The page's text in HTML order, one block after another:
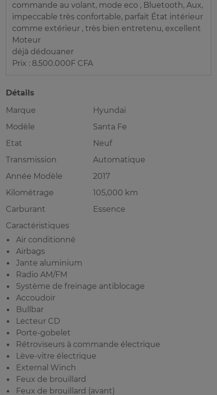
commande au volant, mode eco , Bluetooth, Aux,
impeccable très confortable, parfait État intérieur
comme extérieur , très bien entretenu, excellent
Moteur
déjà dédouaner
Prix : 8.500.000F CFA
Détails
Marque
Hyundai
Modèle
Santa Fe
Etat
Neuf
Transmission
Automatique
Année Modèle
2017
Kilométrage
105,000 km
Carburant
Essence
Caractéristiques
Air conditionné
Airbags
Jante aluminium
Radio AM/FM
Système de freinage antiblocage
Accoudoir
Bullbar
Lecteur CD
Porte-gobelet
Rétroviseurs à commande électrique
Lève-vitre électrique
External Winch
Feux de brouillard
Feux de brouillard (avant)